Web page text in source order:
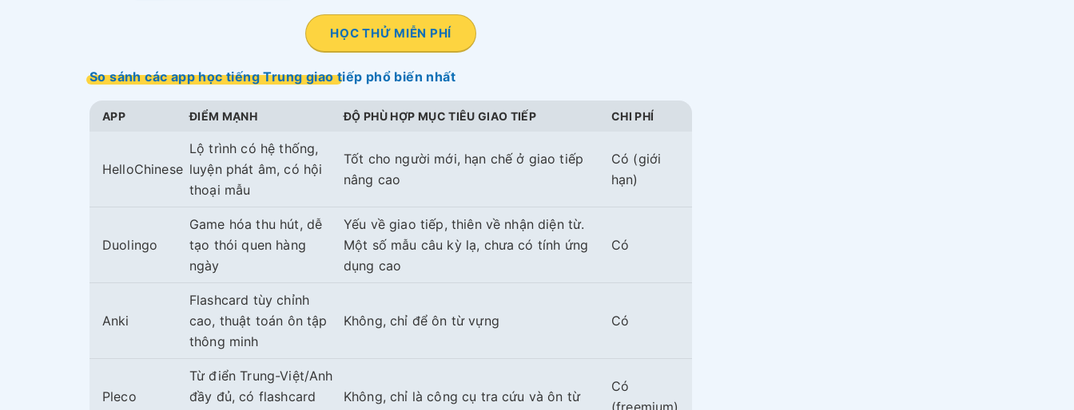
HỌC THỬ MIỄN PHÍ
So sánh các app học tiếng Trung giao tiếp phổ biến nhất
APP ĐIỂM MẠNH ĐỘ PHÙ HỢP MỤC TIÊU GIAO TIẾP CHI PHÍ
HelloChinese
Lộ trình có hệ thống,
luyện phát âm, có hội
thoại mẫu
Tốt cho người mới, hạn chế ở giao tiếp
nâng cao
Có (giới
hạn)
Duolingo
Game hóa thu hút, dễ
tạo thói quen hàng
ngày
Yếu về giao tiếp, thiên về nhận diện từ.
Một số mẫu câu kỳ lạ, chưa có tính ứng
dụng cao
Có
Anki
Flashcard tùy chỉnh
cao, thuật toán ôn tập
thông minh
Không, chỉ để ôn từ vựng Có
Pleco
Từ điển Trung-Việt/Anh
đầy đủ, có flashcard
Không, chỉ là công cụ tra cứu và ôn từ
Có
(freemium)